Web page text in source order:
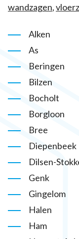
wandzagen,
Alken
As
Beringen
Bilzen
Bocholt
Borgloon
Bree
Diepenbeek
Dilsen-
Genk
Gingelom
Halen
Ham